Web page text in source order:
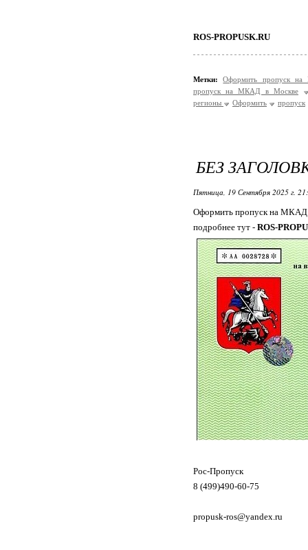
ROS-PROPUSK.RU
Метки:
Оформить пропуск
пропуск на МКАД в Москве
регионы
Оформить пропуск
БЕЗ
Пятница, 19 Сентября 2025 г.
Оформить пропуск на МКАД
подробнее тут - ROS-
Рос-Пропуск
8 (499)490-60-75
propusk-ros@yandex.ru